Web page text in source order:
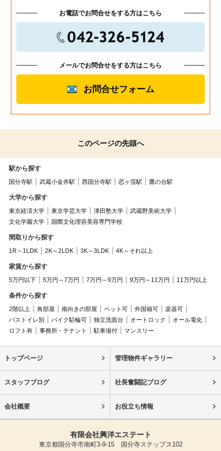
お電話でお問合せをする方はこちら
メールでお問合せをする方はこちら
お問合せフォーム
このページの先頭へ
駅から探す
国分寺駅 武蔵小金井駅 西国分寺駅 恋ヶ窪駅 鷹の台駅
大学から探す
東京経済大学 東京学芸大学 津田塾大学
武蔵野美術大学
文化学園大学
国際文化理容美容専門学校
間取りから探す
1R～1LDK 2K～2LDK 3K～3LDK 4K～それ以上
家賃から探す
5万円以下 5万円～7万円 7万円～9万円 9万円～11万円 11万円以上
条件から探す
2階以上 角部屋 南向きの部屋 ペット可 外国籍可
楽器可
バストイレ別
バイク駐輪可 独立洗面台 オートロック
オール電化
ロフト有
事務所・テナント 駐車場付 マンスリー
トップページ 管理物件ギャラリー
スタッフブログ 社長奮闘記ブログ
会社概要 お役立ち情報
有限会社興洋エステート
東京都国分寺市南町3-9-15 国分寺ステップス102